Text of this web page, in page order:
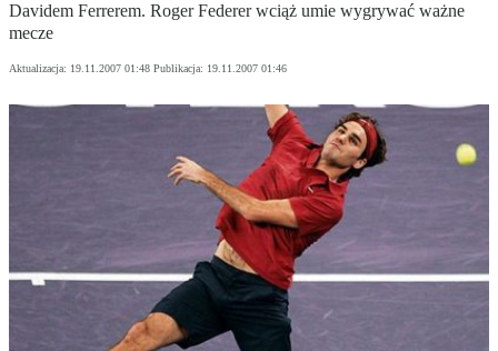
Davidem Ferrerem. Roger Federer wciąż umie wygrywać ważne
mecze
Aktualizacja: 19.11.2007 01:48 Publikacja: 19.11.2007 01:46